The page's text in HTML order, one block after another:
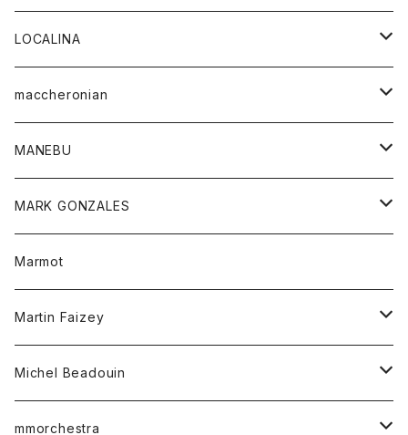
タンクトップ
Tシャツ
ベスト
ポロシャツ
ロングスリーブTシャツ
セーター
チュニック
ワンピース
Tシャツ
パンツ
アウター
カットソー
トップス
シャツ
LOCALINA
ロングスリーブテーシャツ
maccheronian
靴
MANEBU
靴
MARK GONZALES
トップス
Tシャツ
Marmot
Martin Faizey
ベルト
Michel Beadouin
トップス
mmorchestra